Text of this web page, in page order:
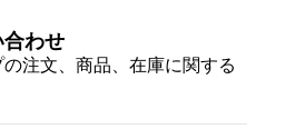
わせ
注文、商品、在庫に関する